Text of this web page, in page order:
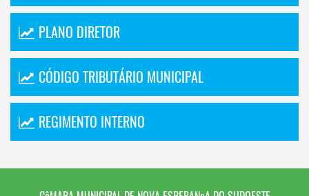
PLANO DIRETOR
CÓDIGO TRIBUTÁRIO MUNICIPAL
REGIMENTO INTERNO